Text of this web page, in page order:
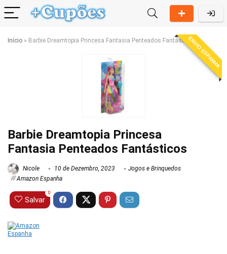
Início » Barbie Dreamtopia Princesa Fantasia Penteados FantásticosENVIO ESPANHA
Barbie Dreamtopia Princesa
Fantasia Penteados Fantásticos
Nicole 10 de Dezembro, 2023
Jogos e Brinquedos
Amazon Espanha
Salvar
0